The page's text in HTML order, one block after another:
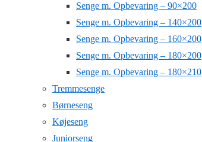
Senge m. Opbevaring – 90×200
Senge m. Opbevaring – 140×200
Senge m. Opbevaring – 160×200
Senge m. Opbevaring – 180×200
Senge m. Opbevaring – 180×210
Tremmesenge
Børneseng
Køjeseng
Juniorseng